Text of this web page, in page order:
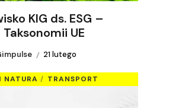
KIG ds. ESG –
UE
21 lutego
NATURA TRANSPORT